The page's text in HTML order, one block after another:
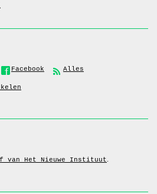
Facebook Alles
van Het Nieuwe Instituut